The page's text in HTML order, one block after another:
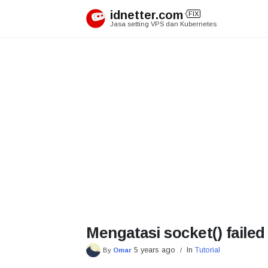
idnetter.com FIX
Jasa setting VPS dan Kubernetes
Mengatasi socket()
By Omar 5 years ago / InTutorial